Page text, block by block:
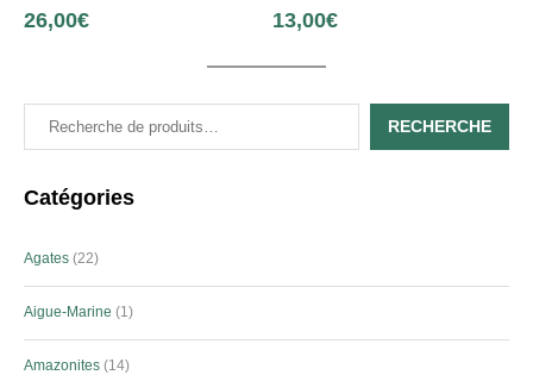
26,00€ 13,00€
RECHERCHE
Catégories
Agates 22
Aigue-Marine 1
Amazonites 14